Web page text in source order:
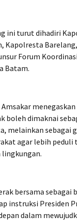
ini turut dihadiri
Kapolresta
Forum
Batam.
boleh dimaknai
melainkan sebagai
agar lebih peduli
bersama sebagai
instruksi Presiden
dalam